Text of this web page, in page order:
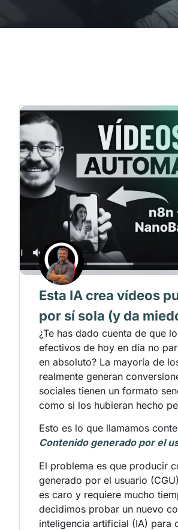
Esta IA crea vídeos
por sí sola (y da
¿Te has dado cuenta de que
efectivos de hoy en día no
en absoluto? La mayoría de
realmente generan
sociales tienen un formato
como si los hubieran hecho
Esto es lo que llamamos
Contenido generado por el
El problema es que producir
generado por el usuario
es caro y requiere mucho
decidimos probar un nuevo
inteligencia artificial (IA) para